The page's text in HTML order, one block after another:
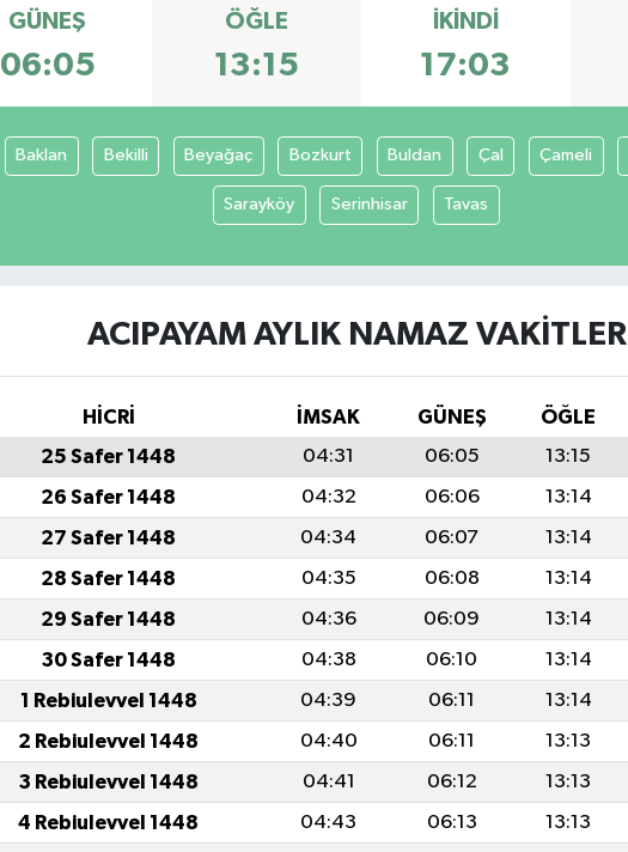
GÜNEŞ
06:05
ÖĞLE
13:15
İKINDI
17:03
Baklan Bekilli Beyağaç Bozkurt Buldan Çal Çameli
Sarayköy Serinhisar Tavas
ACIPAYAM AYLIK NAMAZ VAKITLERI
HİCRİ İMSAK GÜNEŞ ÖĞLE
25 Safer 1448 04:31 06:05 13:15
26 Safer 1448 04:32 06:06 13:14
27 Safer 1448 04:34 06:07 13:14
28 Safer 1448 04:35 06:08 13:14
29 Safer 1448 04:36 06:09 13:14
30 Safer 1448 04:38 06:10 13:14
1 Rebiulevvel 1448 04:39 06:11 13:14
2 Rebiulevvel 1448 04:40 06:11 13:13
3 Rebiulevvel 1448 04:41 06:12 13:13
4 Rebiulevvel 1448 04:43 06:13 13:13